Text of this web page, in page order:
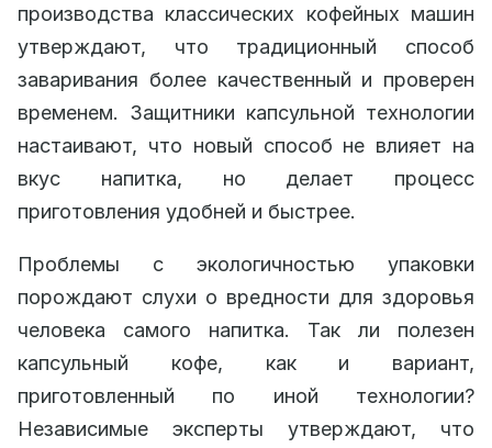
производства классических кофейных машин
утверждают, что традиционный способ
заваривания более качественный и проверен
временем. Защитники капсульной технологии
настаивают, что новый способ не влияет на
вкус напитка, но делает процесс
приготовления удобней и быстрее.
Проблемы с экологичностью упаковки
порождают слухи о вредности для здоровья
человека самого напитка. Так ли полезен
капсульный кофе, как и вариант,
приготовленный по иной технологии?
Независимые эксперты утверждают, что